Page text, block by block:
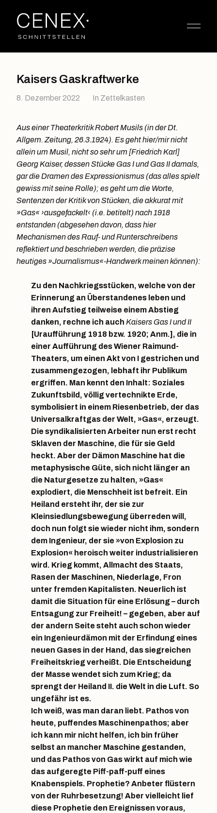
Kaisers Gaskraftwerke
8. Dezember 2022 In Zettelkasten
Aus einer Theaterkritik Robert Musils (in der Dt.
Allgem. Zeitung, 26.3.1924). Es geht hier/mir nicht
allein um Musil, nicht so sehr um [Friedrich Karl]
Georg Kaiser, dessen Stücke Gas I und Gas II damals,
gar die Dramen des Expressionismus (das alles spielt
gewiss mit seine Rolle); es geht um die Worte,
Sentenzen der Kritik von Stücken, die akkurat mit
»Gas« ›ausgefackelt‹ (i.e. betitelt) nach 1918
entstanden (abgesehen davon, dass hier
Mechanismen des Rauf- und Runterschreibens
reflektiert und beschrieben werden, die präzise
heutiges »Journalismus«-Handwerk meinen können):
Zu den Nachkriegsstücken, welche von der
Erinnerung an Überstandenes leben und
ihren Aufstieg teilweise einem Abstieg
danken, rechne ich auch Kaisers Gas I und II
[Uraufführung 1918 bzw. 1920; Anm.], die in
einer Aufführung des Wiener Raimund-
Theaters, um einen Akt von I gestrichen und
zusammengezogen, lebhaft ihr Publikum
ergriffen. Man kennt den Inhalt: Soziales
Zukunftsbild, völlig vertechnikte Erde,
symbolisiert in einem Riesenbetrieb, der das
Universalkraftgas der Welt, »Gas«, erzeugt.
Die syndikalisierten Arbeiter nun erst recht
Sklaven der Maschine, die für sie Geld
heckt. Aber der Dämon Maschine hat die
metaphysische Güte, sich nicht länger an
die Naturgesetze zu halten, »Gas«
explodiert, die Menschheit ist befreit. Ein
Heiland ersteht ihr, der sie zur
Kleinsiedlungsbewegung überreden will,
doch nun folgt sie wieder nicht ihm, sondern
dem Ingenieur, der sie »von Explosion zu
Explosion« heroisch weiter industrialisieren
wird. Krieg kommt, Allmacht des Staats,
Rasen der Maschinen, Niederlage, Fron
unter fremden Kapitalisten. Neuerlich ist
damit die Situation für eine Erlösung – durch
Entsagung zur Freiheit! – gegeben, aber auf
der andern Seite steht auch schon wieder
ein Ingenieurdämon mit der Erfindung eines
neuen Gases in der Hand, das siegreichen
Freiheitskrieg verheißt. Die Entscheidung
der Masse wendet sich zum Krieg; da
sprengt der Heiland II. die Welt in die Luft. So
ungefähr ist es.
Ich weiß, was man daran liebt. Pathos von
heute, puffendes Maschinenpathos; aber
ich kann mir nicht helfen, ich bin früher
selbst an mancher Maschine gestanden,
und das Pathos von Gas wirkt auf mich wie
das aufgeregte Piff-paff-puff eines
Knabenspiels. Prophetie? Anbeter flüstern
von der Ruhrbesetzung! Aber vielleicht lief
diese Prophetie den Ereignissen voraus,